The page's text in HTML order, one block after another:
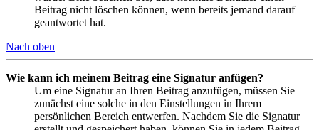
Beitrag nicht löschen können, wenn bereits jemand darauf
geantwortet hat.
Nach oben
Wie kann ich meinem Beitrag eine Signatur anfügen?
Um eine Signatur an Ihren Beitrag anzufügen, müssen Sie
zunächst eine solche in den Einstellungen in Ihrem
persönlichen Bereich entwerfen. Nachdem Sie die Signatur